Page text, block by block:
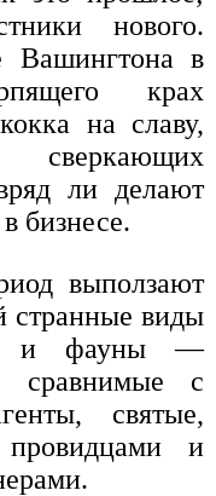
нового.
Вашингтона в
крах
на славу,
ли делают
бизнесе.
выползают
странные виды
и фауны —
сравнимые с
святые,
и